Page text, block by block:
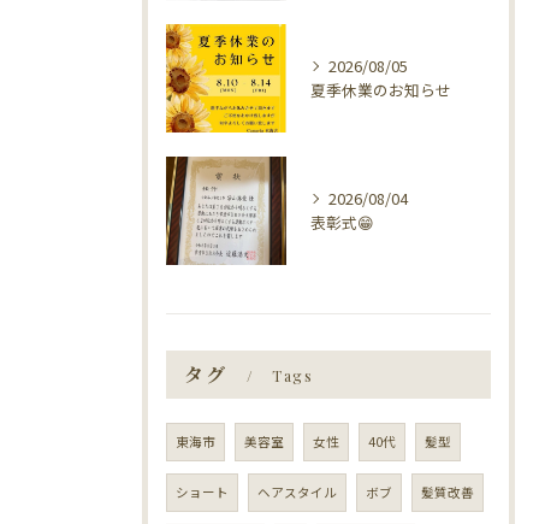
2026/08/05
夏季休業のお知らせ
2026/08/04
表彰式😁
タグ Tags
東海市 美容室 女性 40代 髪型
ショート ヘアスタイル ボブ 髪質改善